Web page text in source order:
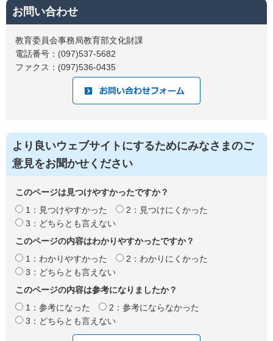
お問い合わせ
教育委員会事務局教育部文化財課
電話番号：(097)537-5682
ファクス：(097)536-0435
より良いウェブサイトにするためにみなさまのご
意見をお聞かせください
このページは見つけやすかったですか？
1：見つけやすかった
2：見つけにくかった
3：どちらとも言えない
このページの内容はわかりやすかったですか？
1：わかりやすかった
2：わかりにくかった
3：どちらとも言えない
このページの内容は参考になりましたか？
1：参考になった
2：参考にならなかった
3：どちらとも言えない